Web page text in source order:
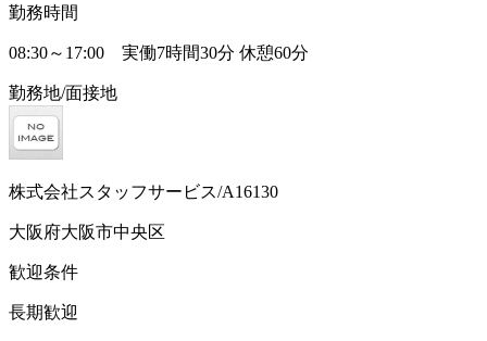
勤務時間
08:30～17:00 実働7時間30分 休憩60分
勤務地/面接地
株式会社スタッフサービス/A16130
大阪府大阪市中央区
歓迎条件
長期歓迎